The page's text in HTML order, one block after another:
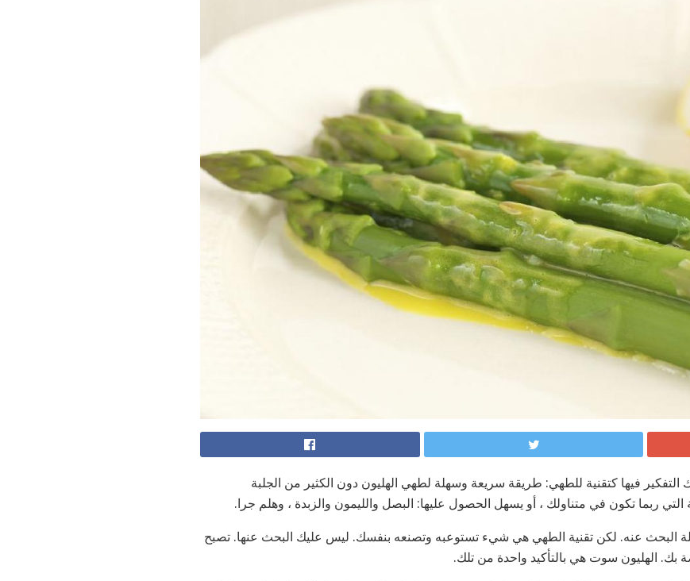
فيها كتقنية للطهي: طريقة سريعة وسهلة لطهي الهليون دون الكثير من الجلبة
التي ربما تكون في متناولك ، أو يسهل الحصول عليها: البصل والليمون والزبدة ، وهلم جرا.
عنه. لكن تقنية الطهي هي شيء تستوعبه وتصنعه بنفسك. ليس عليك البحث عنها. تصبح
بك. الهليون سوت هي بالتأكيد واحدة من تلك.